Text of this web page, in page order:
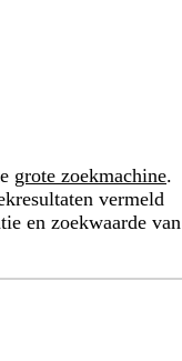
grote zoekmachine.
vermeld
en zoekwaarde van